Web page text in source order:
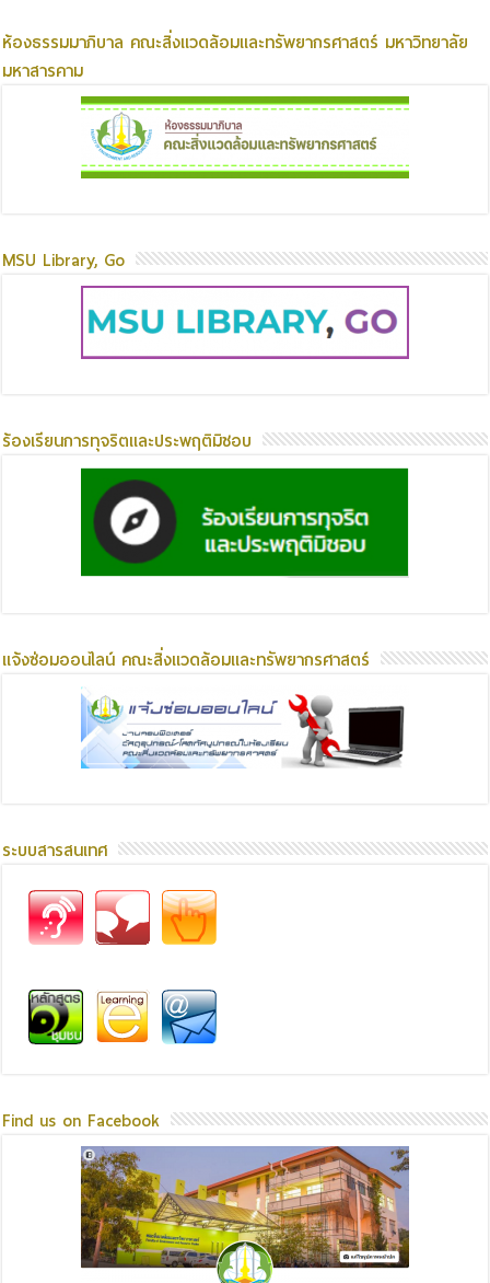
ห้องธรรมมาภิบาล คณะสิ่งแวดล้อมและทรัพยากรศาสตร์ มหาวิทยาลัย
มหาสารคาม
MSU Library, Go
ร้องเรียนการทุจริตและประพฤติมิชอบ
แจ้งซ่อมออนไลน์ คณะสิ่งแวดล้อมและทรัพยากรศาสตร์
ระบบสารสนเทศ
Find us on Facebook